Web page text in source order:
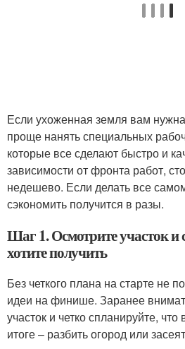
Если ухоженная земля вам
проще нанять специальных
которые все сделают быстро и
зависимости от фронта работ,
недешево. Если делать все
сэкономить получится в разы.
Шаг 1. Осмотрите участок и
хотите получить
Без четкого плана на старте не
идеи на финише. Заранее
участок и четко спланируйте,
итоге – разбить огород или